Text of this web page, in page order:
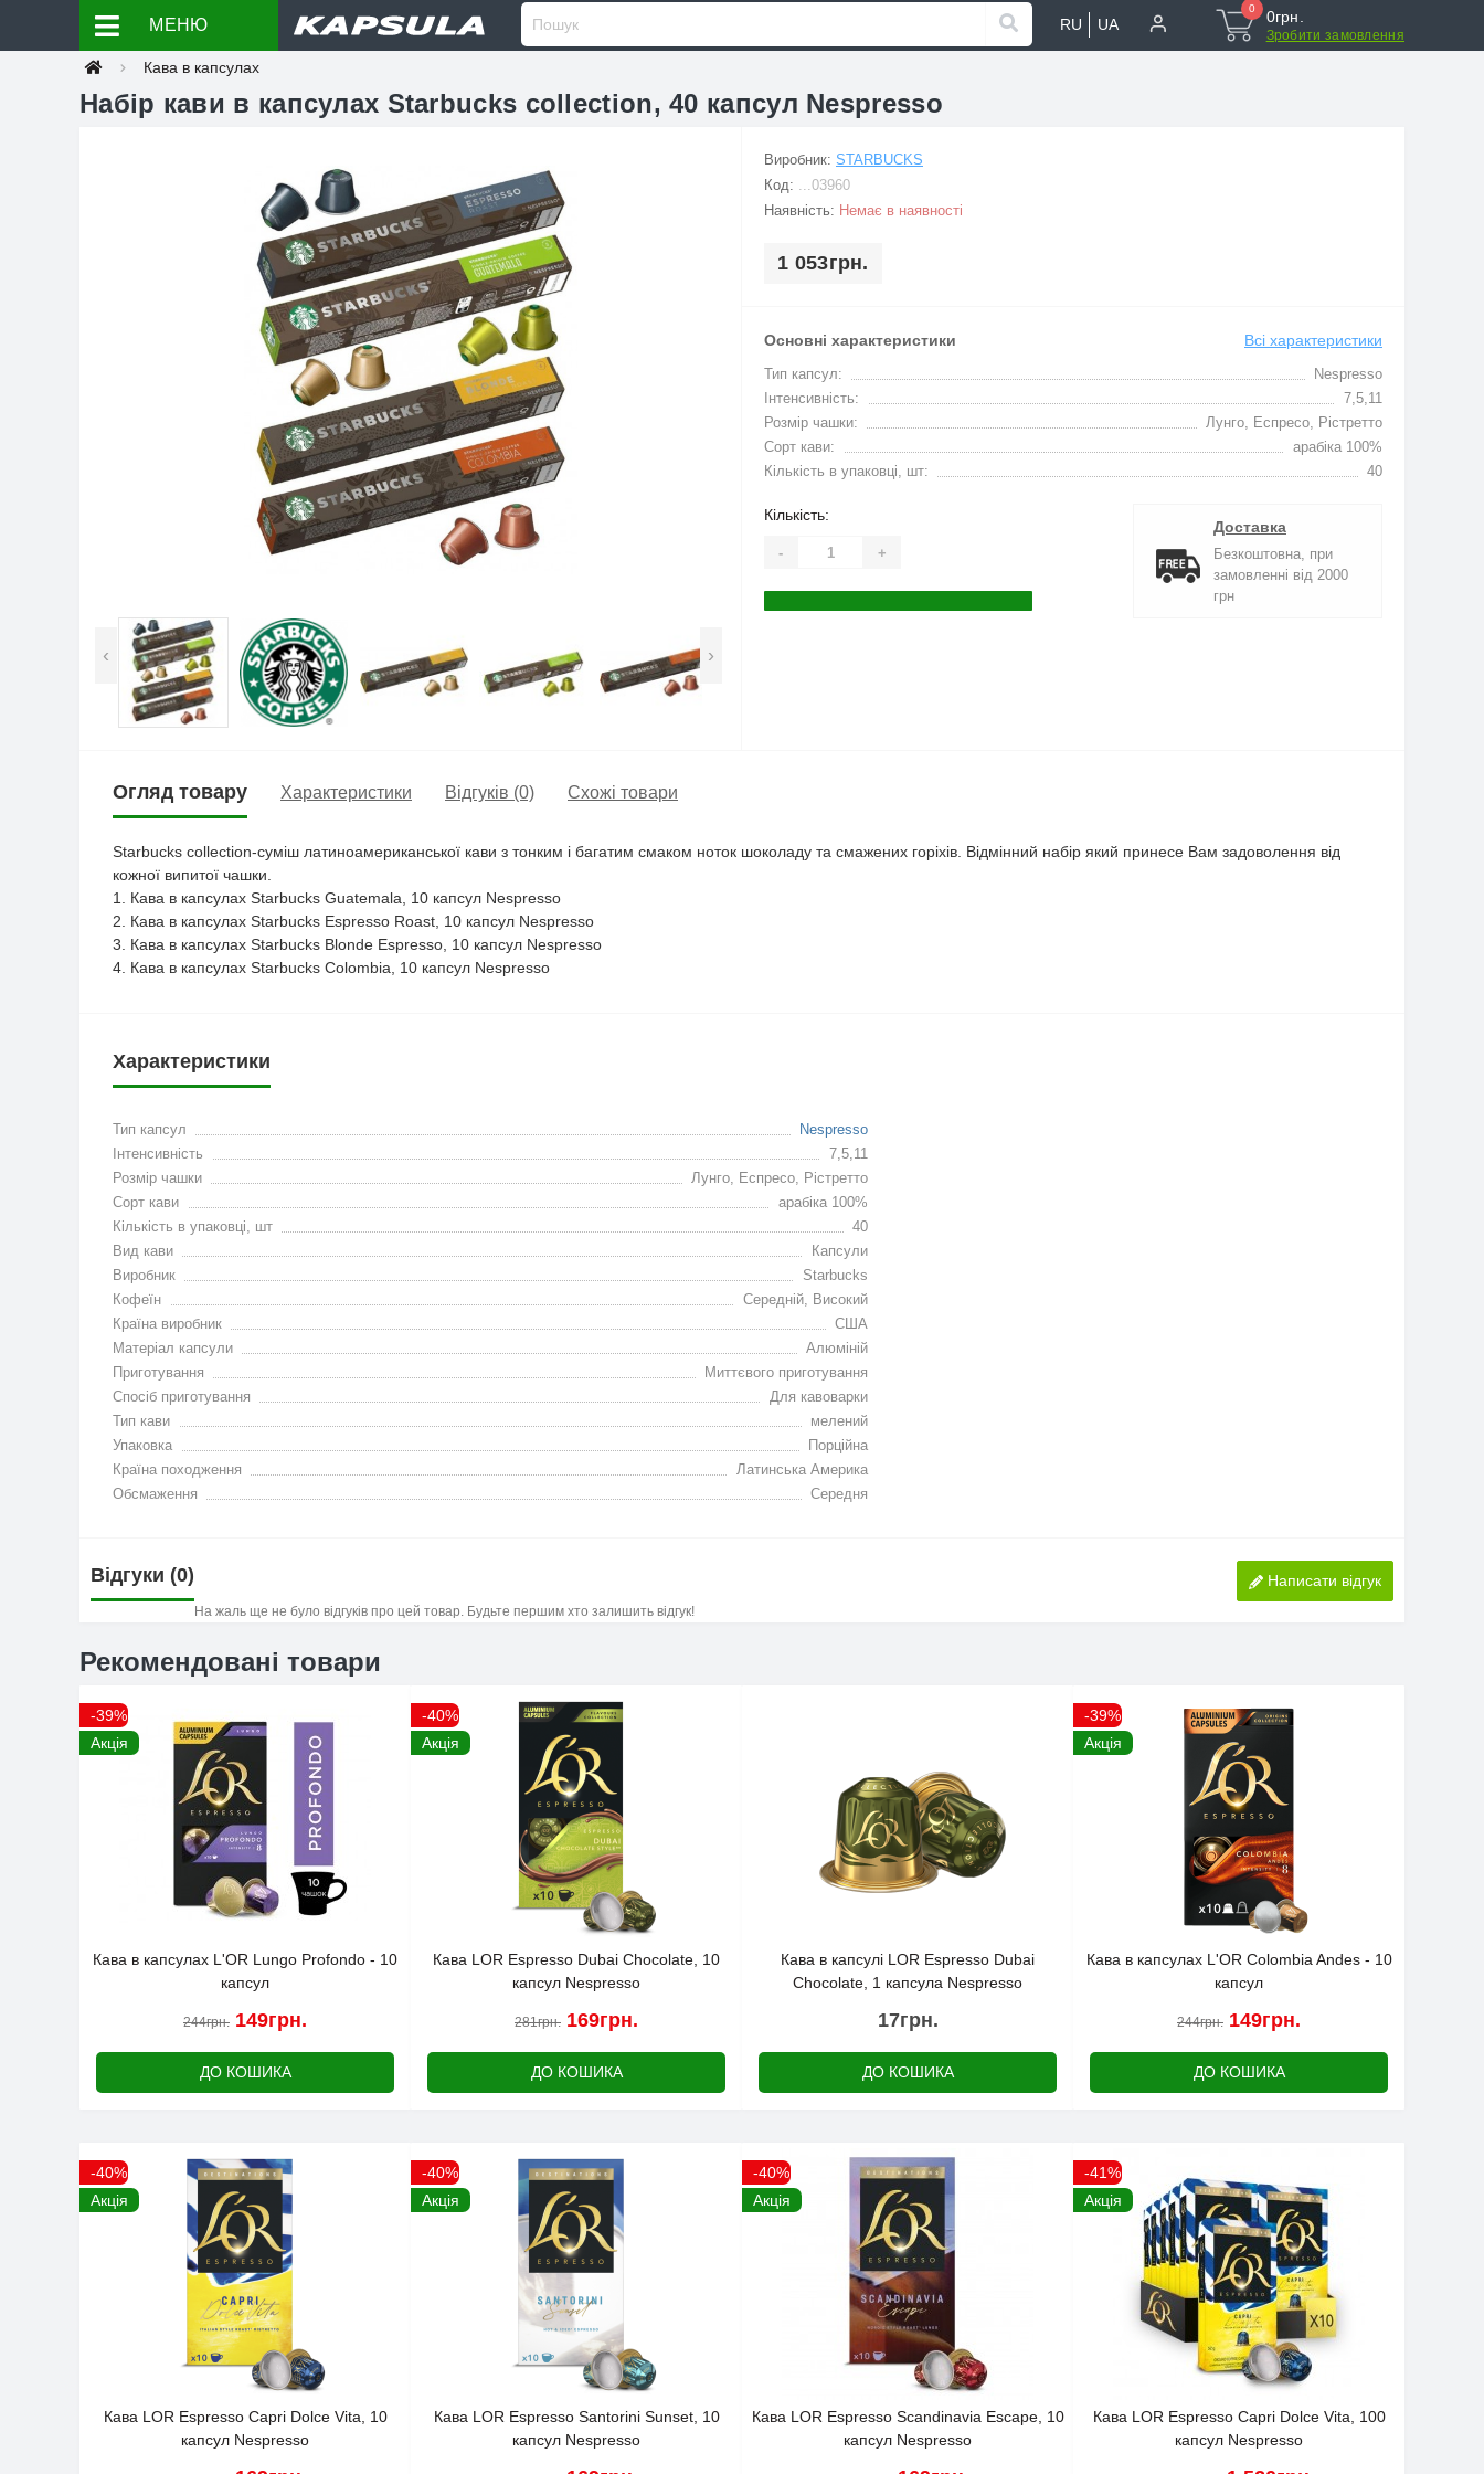
МЕНЮ RU UA
0 0грн.
Зробити замовлення
Кава в капсулах
Набір кави в капсулах Starbucks collection, 40 капсул Nespresso
‹ ›
Виробник: STARBUCKS
Код: ...03960
Наявність: Немає в наявності
1 053грн.
Основні характеристики Всі характеристики
Тип капсул:
Nespresso
Інтенсивність:
7,5,11
Розмір чашки:
Лунго, Еспресо, Рістретто
Сорт кави:
арабіка 100%
Кількість в упаковці, шт:
40
Кількість:
- +
Доставка
Безкоштовна, при
замовленні від 2000
грн
Огляд товару Характеристики Відгуків (0) Схожі товари
Starbucks collection-суміш латиноамериканської кави з тонким і багатим смаком ноток шоколаду та смажених горіхів. Відмінний набір який принесе Вам задоволення від
кожної випитої чашки.
1. Кава в капсулах Starbucks Guatemala, 10 капсул Nespresso
2. Кава в капсулах Starbucks Espresso Roast, 10 капсул Nespresso
3. Кава в капсулах Starbucks Blonde Espresso, 10 капсул Nespresso
4. Кава в капсулах Starbucks Colombia, 10 капсул Nespresso
Характеристики
Тип капсул
Nespresso
Інтенсивність
7,5,11
Розмір чашки
Лунго, Еспресо, Рістретто
Сорт кави
арабіка 100%
Кількість в упаковці, шт
40
Вид кави
Капсули
Виробник
Starbucks
Кофеїн
Середній, Високий
Країна виробник
США
Матеріал капсули
Алюміній
Приготування
Миттєвого приготування
Спосіб приготування
Для кавоварки
Тип кави
мелений
Упаковка
Порційна
Країна походження
Латинська Америка
Обсмаження
Середня
Відгуки (0) Написати відгук
На жаль ще не було відгуків про цей товар. Будьте першим хто залишить відгук!
Рекомендовані товари
-39%
Акція
Кава в капсулах L'OR Lungo Profondo - 10
капсул
244грн. 149грн.
ДО КОШИКА
-40%
Акція
Кава LOR Espresso Dubai Chocolate, 10
капсул Nespresso
281грн. 169грн.
ДО КОШИКА
Кава в капсулі LOR Espresso Dubai
Chocolate, 1 капсула Nespresso
17грн.
ДО КОШИКА
-39%
Акція
Кава в капсулах L'OR Colombia Andes - 10
капсул
244грн. 149грн.
ДО КОШИКА
-40%
Акція
Кава LOR Espresso Capri Dolce Vita, 10
капсул Nespresso
-40%
Акція
Кава LOR Espresso Santorini Sunset, 10
капсул Nespresso
-40%
Акція
Кава LOR Espresso Scandinavia Escape, 10
капсул Nespresso
-41%
Акція
Кава LOR Espresso Capri Dolce Vita, 100
капсул Nespresso